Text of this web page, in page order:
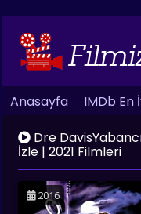
Anasayfa IMDb En
Dre
İzle | 2021 Filmleri
2016